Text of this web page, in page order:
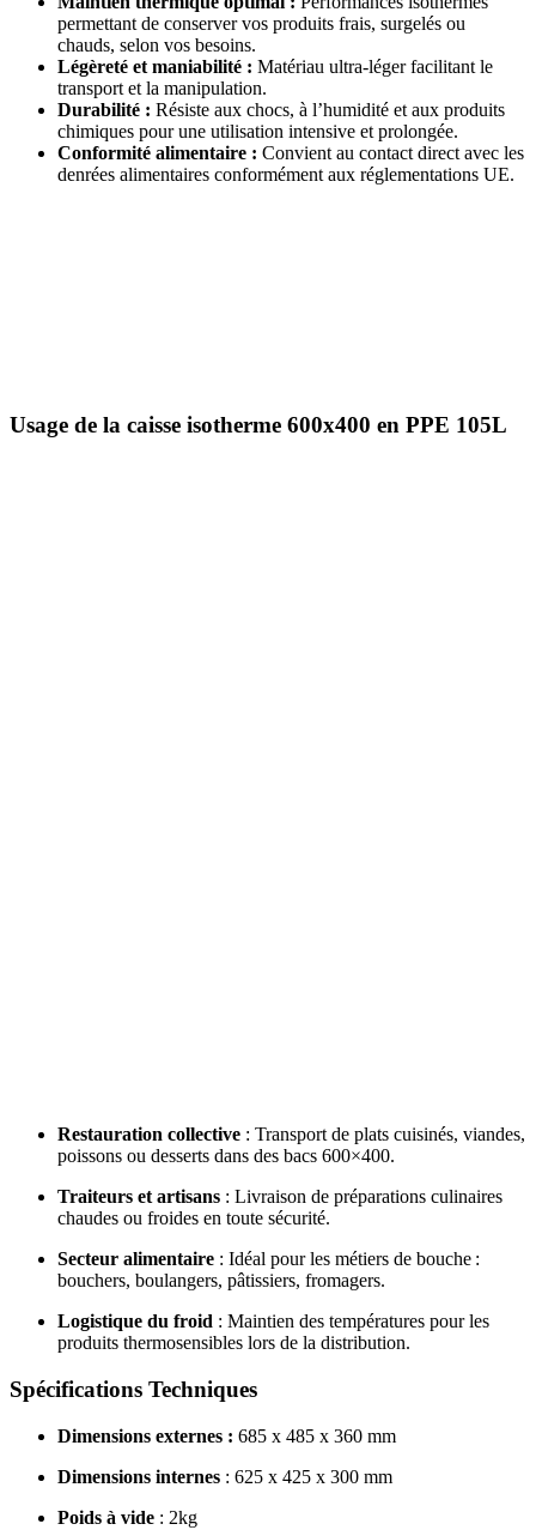
permettant de conserver vos produits frais, surgelés ou
chauds, selon vos besoins.
Légèreté et maniabilité : Matériau ultra-léger facilitant le
transport et la manipulation.
Durabilité : Résiste aux chocs, à l’humidité et aux produits
chimiques pour une utilisation intensive et prolongée.
Conformité alimentaire : Convient au contact direct avec les
denrées alimentaires conformément aux réglementations UE.
Usage de la caisse isotherme 600x400 en PPE 105L
Restauration collective : Transport de plats cuisinés, viandes,
poissons ou desserts dans des bacs 600×400.
Traiteurs et artisans : Livraison de préparations culinaires
chaudes ou froides en toute sécurité.
Secteur alimentaire : Idéal pour les métiers de bouche :
bouchers, boulangers, pâtissiers, fromagers.
Logistique du froid : Maintien des températures pour les
produits thermosensibles lors de la distribution.
Spécifications Techniques
Dimensions externes : 685 x 485 x 360 mm
Dimensions internes : 625 x 425 x 300 mm
Poids à vide : 2kg